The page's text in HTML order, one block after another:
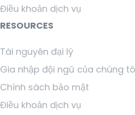
Điều khoản dịch vụ
RESOURCES
Tài nguyên đại lý
Gia nhập đội ngũ của chúng
Chính sách bảo mật
Điều khoản dịch vụ